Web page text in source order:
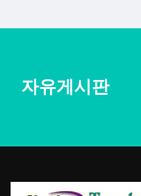
자유게시판